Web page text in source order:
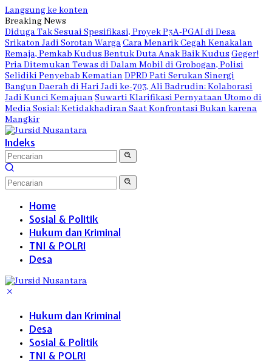
Langsung ke konten
Breaking News
Diduga Tak Sesuai Spesifikasi, Proyek P3A-PGAI di Desa
Srikaton Jadi Sorotan WargaCara Menarik Cegah Kenakalan
Remaja, Pemkab Kudus Bentuk Duta Anak Baik Kudus Geger!
Pria Ditemukan Tewas di Dalam Mobil di Grobogan, Polisi
Selidiki Penyebab Kematian DPRD Pati Serukan Sinergi
Bangun Daerah di Hari Jadi ke-703, Ali Badrudin: Kolaborasi
Jadi Kunci Kemajuan Suwarti Klarifikasi Pernyataan Utomo di
Media Sosial: Ketidakhadiran Saat Konfrontasi Bukan karena
Mangkir
Indeks
Home
Sosial & Politik
Hukum dan Kriminal
TNI & POLRI
Desa
Hukum dan Kriminal
Desa
Sosial & Politik
TNI & POLRI